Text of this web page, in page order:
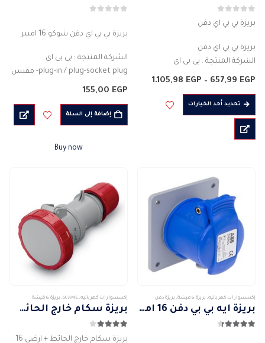
بريزة بي بي اي دفن
بريزة بي بي اي دفن
الشركة المنتجة : بى بى اى
plug-in / plug-socket plug- مقبس
لون الجسم: ابيض
المادة…
657,99 EGP
–
1.105,98 EGP
نطاق
السعر:
تحديد أحد الخياراتهناك
العديد
من
الأشكال
الخيارات
على
صفحة
المنتج
بريزة بي بي اي دفن شوكو 16 امبير
الشركة المنتجة : بى بى اى
plug-in / plug-socket plug- مقبس
نوع الجسم : موصل قابس
المادة :…
155,00 EGP
إضافة إلى السلة
Buy now
إكسسوارات كهربائيه, بريزة & فيشة, بريزة دفن
بريزة ايه بي بي دفن 16 امبير
إكسسوارات كهربائيه,
SCAME
, بريزة & فيشة
بريزة سكام خارج الحائط + ارضي 16 امبير
بريزة سكام خارج الحائط + ارضي 16